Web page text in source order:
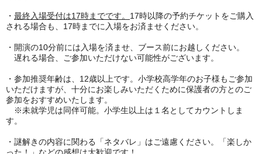
・ 最終入場受付は17時までです。 17時以降の予約チケットをご購入
される場合も、17時までに入場をお済ませください。
・開演の10分前には入場を済ませ、ブース前にお越しください。
遅れる場合、ご参加いただけない可能性がございます。
・参加推奨年齢は、12歳以上です。小学校高学年のお子様もご参加
いただけますが、十分にお楽しみいただくために保護者の方とのご
参加をおすすめいたします。
※未就学児は同伴可能。小学生以上は１名としてカウントしま
す。
・謎解きの内容に関わる「ネタバレ」はご遠慮ください。「楽しか